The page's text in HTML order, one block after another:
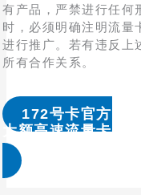
有产品，严禁进行任何
时，必须明确注明流量
进行推广。若有违反上
所有合作关系。
172号卡官方
大额高速流量卡办